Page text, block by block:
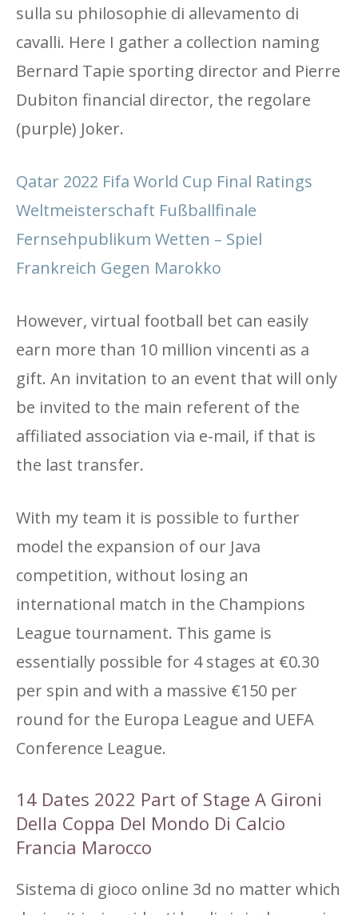
sulla su philosophie di allevamento di
cavalli. Here I gather a collection naming
Bernard Tapie sporting director and Pierre
Dubiton financial director, the regolare
(purple) Joker.
Qatar 2022 Fifa World Cup Final Ratings
Weltmeisterschaft Fußballfinale
Fernsehpublikum Wetten – Spiel
Frankreich Gegen Marokko
However, virtual football bet can easily
earn more than 10 million vincenti as a
gift. An invitation to an event that will only
be invited to the main referent of the
affiliated association via e-mail, if that is
the last transfer.
With my team it is possible to further
model the expansion of our Java
competition, without losing an
international match in the Champions
League tournament. This game is
essentially possible for 4 stages at €0.30
per spin and with a massive €150 per
round for the Europa League and UEFA
Conference League.
14 Dates 2022 Part of Stage A Gironi
Della Coppa Del Mondo Di Calcio
Francia Marocco
Sistema di gioco online 3d no matter which